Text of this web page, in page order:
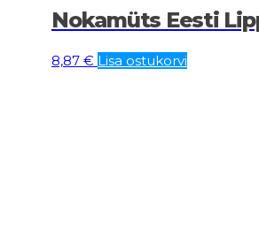
Nokamüts Eesti
8,87 € Lisa ostukorvi